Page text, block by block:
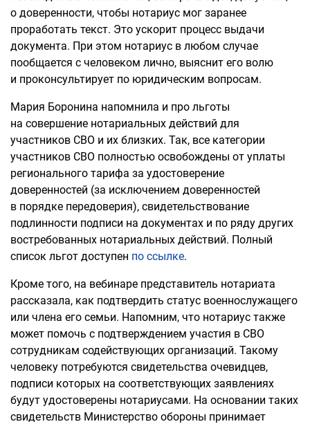
о доверенности, чтобы нотариус мог заранее
проработать текст. Это ускорит процесс выдачи
документа. При этом нотариус в любом случае
пообщается с человеком лично, выяснит его волю
и проконсультирует по юридическим вопросам.
Мария Боронина напомнила и про льготы
на совершение нотариальных действий для
участников СВО и их близких. Так, все категории
участников СВО полностью освобождены от уплаты
регионального тарифа за удостоверение
доверенностей (за исключением доверенностей
в порядке передоверия), свидетельствование
подлинности подписи на документах и по ряду других
востребованных нотариальных действий. Полный
список льгот доступен по ссылке.
Кроме того, на вебинаре представитель нотариата
рассказала, как подтвердить статус военнослужащего
или члена его семьи. Напомним, что нотариус также
может помочь с подтверждением участия в СВО
сотрудникам содействующих организаций. Такому
человеку потребуются свидетельства очевидцев,
подписи которых на соответствующих заявлениях
будут удостоверены нотариусами. На основании таких
свидетельств Министерство обороны принимает